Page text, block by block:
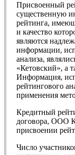
Присвоенный
существенную
рейтинга,
и качество
являются
информации,
анализа,
«Кетовский», а
Информация,
рейтингового
применения
Кредитный
договора, ООО
присвоении
Число